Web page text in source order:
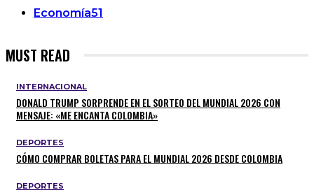
Economía51
MUST READ
INTERNACIONAL
DONALD TRUMP SORPRENDE EN EL SORTEO DEL MUNDIAL 2026 CON
MENSAJE: «ME ENCANTA COLOMBIA»
DEPORTES
CÓMO COMPRAR BOLETAS PARA EL MUNDIAL 2026 DESDE COLOMBIA
DEPORTES